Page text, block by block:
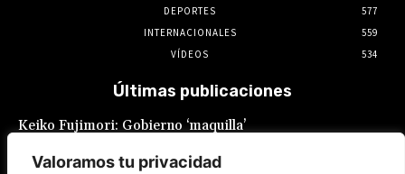
Valoramos tu privacidad
DEPORTES
577
INTERNACIONALES
559
VÍDEOS
534
Últimas publicaciones
Keiko Fujimori: Gobierno ‘maquilla’
fragmentado y feriados reacomodados